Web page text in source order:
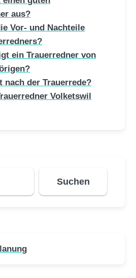
aus?
Vor- und Nachteile
ein Trauerredner von
nach der Trauerrede?
Volketswil
Suchen